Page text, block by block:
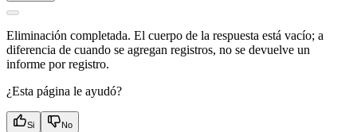
Eliminación completada. El cuerpo de la respuesta está vacío; a
diferencia de cuando se agregan registros, no se devuelve un
informe por registro.
¿Esta página le ayudó?
Si No